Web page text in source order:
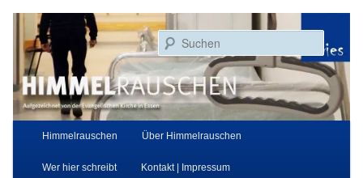
primären
Inhalt
springen
sekundären
Inhalt
springen
Himmelrauschen
Aufgezeichnet von der Evangelischen Kirche in Essen
Hauptmenü
Himmelrauschen Über Himmelrauschen
Wer hier schreibt Kontakt | Impressum